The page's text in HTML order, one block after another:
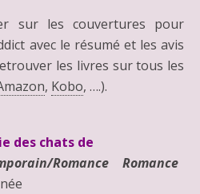
sur les couvertures pour
avec le résumé et les avis
les livres sur tous les
, Kobo, ….).
des chats de
Romance
Romance